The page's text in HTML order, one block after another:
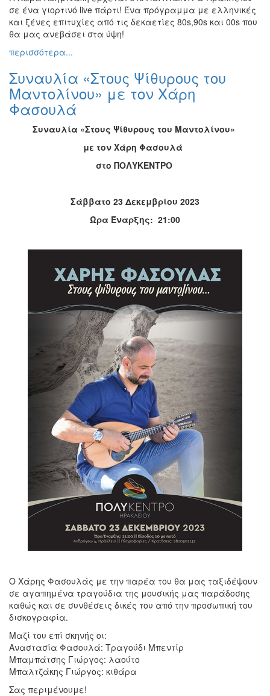
σε ένα γιορτινό live πάρτι! Ένα πρόγραμμα με ελληνικές
και ξένες επιτυχίες από τις δεκαετίες 80s,90s και 00s που
θα μας ανεβάσει στα ύψη!
περισσότερα...
Συναυλία «Στους Ψίθυρους του
Μαντολίνου» με τον Χάρη
Φασουλά
Συναυλία «Στους Ψίθυρους του Μαντολίνου»
με τον Χάρη Φασουλά
στο ΠΟΛΥΚΕΝΤΡΟ
Σάββατο 23 Δεκεμβρίου 2023
Ώρα Έναρξης: 21:00
Ο Χάρης Φασουλάς με την παρέα του θα μας ταξιδέψουν
σε αγαπημένα τραγούδια της μουσικής μας παράδοσης
καθώς και σε συνθέσεις δικές του από την προσωπική του
δισκογραφία.
Μαζί του επί σκηνής οι:
Αναστασία Φασουλά: Τραγούδι Μπεντίρ
Μπαμπάτσης Γιώργος: λαούτο
Μπαλτζάκης Γιώργος: κιθάρα
Σας περιμένουμε!